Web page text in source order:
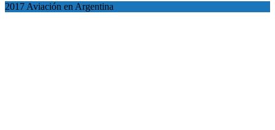
2017 Aviación en Argentina